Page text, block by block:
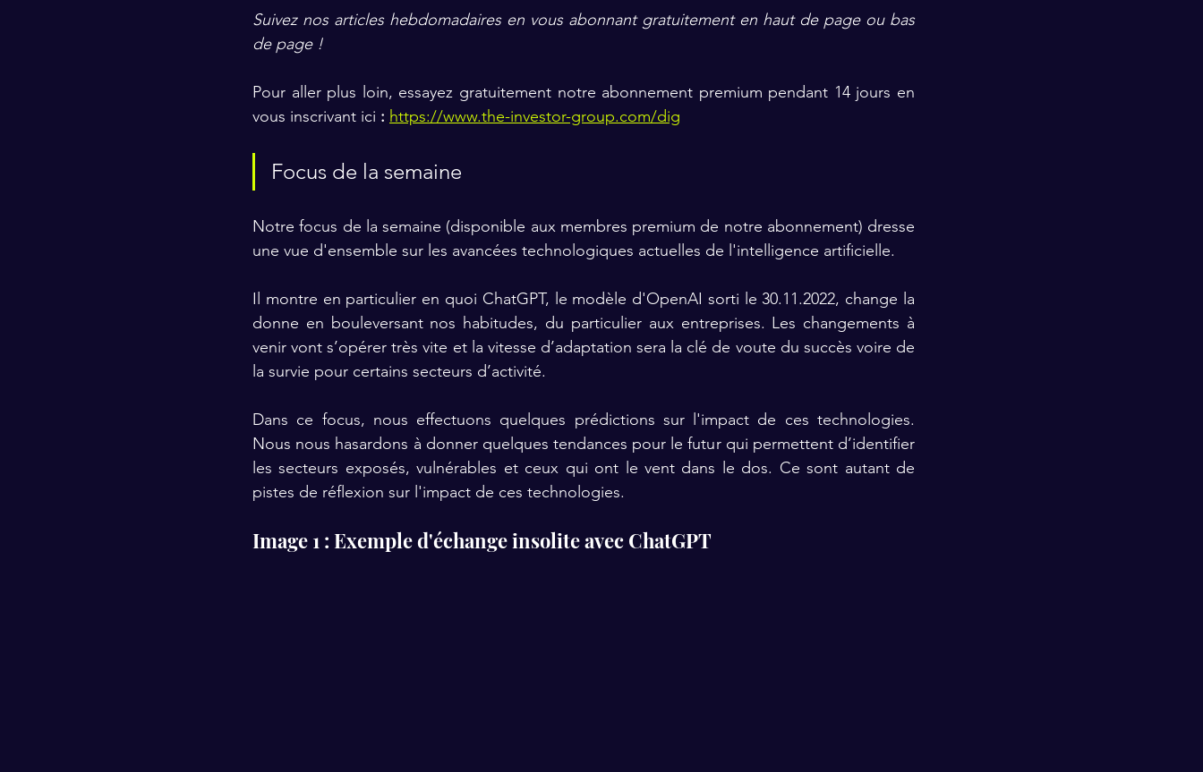
Suivez nos articles hebdomadaires en vous abonnant gratuitement en haut de page ou bas
de page !
Pour aller plus loin, essayez gratuitement notre abonnement premium pendant 14 jours en
vous inscrivant ici : https://www.the-investor-group.com/dig
Focus de la semaine
Notre focus de la semaine (disponible aux membres premium de notre abonnement) dresse
une vue d'ensemble sur les avancées technologiques actuelles de l'intelligence artificielle.
Il montre en particulier en quoi ChatGPT, le modèle d'OpenAI sorti le 30.11.2022, change la
donne en bouleversant nos habitudes, du particulier aux entreprises. Les changements à
venir vont s’opérer très vite et la vitesse d’adaptation sera la clé de voute du succès voire de
la survie pour certains secteurs d’activité.
Dans ce focus, nous effectuons quelques prédictions sur l'impact de ces technologies.
Nous nous hasardons à donner quelques tendances pour le futur qui permettent d’identifier
les secteurs exposés, vulnérables et ceux qui ont le vent dans le dos. Ce sont autant de
pistes de réflexion sur l'impact de ces technologies.
Image 1 : Exemple d'échange insolite avec ChatGPT